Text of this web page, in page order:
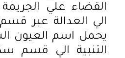
القضاء علي
الي العدالة عبر
يحمل اسم العيون
التنبية الي قسم